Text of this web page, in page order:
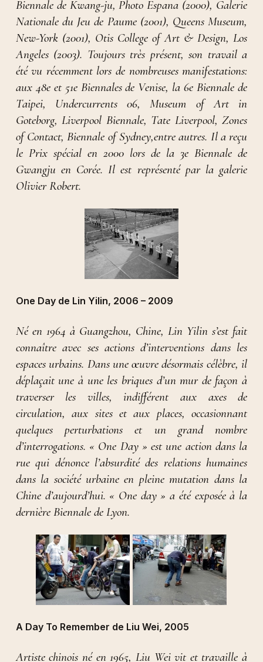
Biennale de Kwang-ju, Photo Espana (2000), Galerie
Nationale du Jeu de Paume (2001), Queens Museum,
New-York (2001), Otis College of Art & Design, Los
Angeles (2003). Toujours très présent, son travail a
été vu récemment lors de nombreuses manifestations:
aux 48e et 51e Biennales de Venise, la 6e Biennale de
Taipei, Undercurrents 06, Museum of Art in
Goteborg, Liverpool Biennale, Tate Liverpool, Zones
of Contact, Biennale of Sydney,entre autres. Il a reçu
le Prix spécial en 2000 lors de la 3e Biennale de
Gwangju en Corée. Il est représenté par la galerie
Olivier Robert.
One Day de Lin Yilin, 2006 – 2009
Né en 1964 à Guangzhou, Chine, Lin Yilin s’est fait
connaître avec ses actions d’interventions dans les
espaces urbains. Dans une œuvre désormais célèbre, il
déplaçait une à une les briques d’un mur de façon à
traverser les villes, indifférent aux axes de
circulation, aux sites et aux places, occasionnant
quelques perturbations et un grand nombre
d’interrogations. « One Day » est une action dans la
rue qui dénonce l’absurdité des relations humaines
dans la société urbaine en pleine mutation dans la
Chine d’aujourd’hui. « One day » a été exposée à la
dernière Biennale de Lyon.
A Day To Remember de Liu Wei, 2005
Artiste chinois né en 1965, Liu Wei vit et travaille à